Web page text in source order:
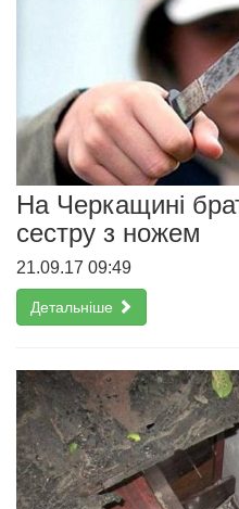
На Черкащині
сестру з ножем
21.09.17 09:49
Детальніше